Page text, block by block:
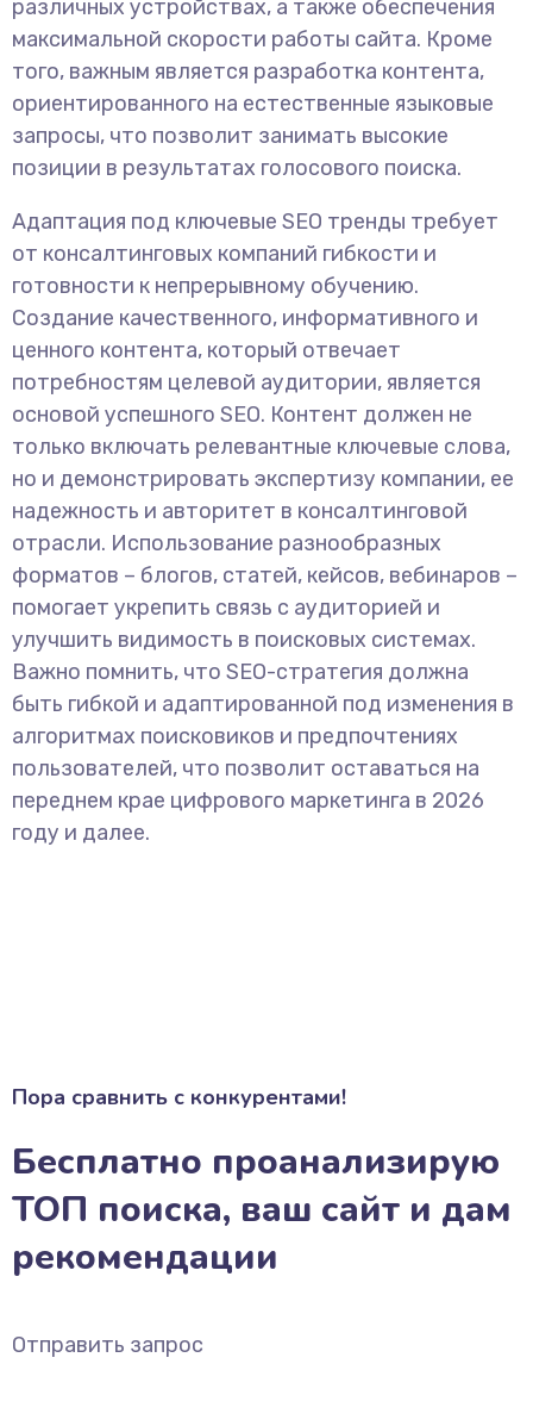
различных устройствах, а также обеспечения
максимальной скорости работы сайта. Кроме
того, важным является разработка контента,
ориентированного на естественные языковые
запросы, что позволит занимать высокие
позиции в результатах голосового поиска.
Адаптация под ключевые SEO тренды требует
от консалтинговых компаний гибкости и
готовности к непрерывному обучению.
Создание качественного, информативного и
ценного контента, который отвечает
потребностям целевой аудитории, является
основой успешного SEO. Контент должен не
только включать релевантные ключевые слова,
но и демонстрировать экспертизу компании, ее
надежность и авторитет в консалтинговой
отрасли. Использование разнообразных
форматов – блогов, статей, кейсов, вебинаров –
помогает укрепить связь с аудиторией и
улучшить видимость в поисковых системах.
Важно помнить, что SEO-стратегия должна
быть гибкой и адаптированной под изменения в
алгоритмах поисковиков и предпочтениях
пользователей, что позволит оставаться на
переднем крае цифрового маркетинга в 2026
году и далее.
Пора сравнить с конкурентами!
Бесплатно проанализирую
ТОП поиска, ваш сайт и дам
рекомендации
Отправить запрос